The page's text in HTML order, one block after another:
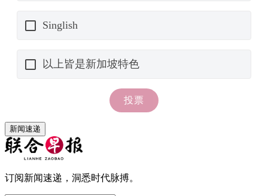
新闻速递
订阅新闻速递，洞悉时代脉搏。